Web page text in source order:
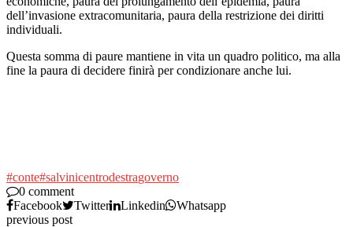
dell’invasione extracomunitaria, paura della restrizione dei diritti
individuali.
Questa somma di paure mantiene in vita un quadro politico, ma alla
fine la paura di decidere finirà per condizionare anche lui.
#conte#salvinicentrodestragoverno
0 comment
Facebook
Twitter Linkedin
Whatsapp
previous post